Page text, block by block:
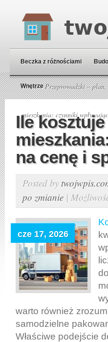
Beczka z różnościami
Wnętrze
Home»Przeprowadzki –
mieszkania: czynniki
Ile
na cenę i
Posted by
po zmianie |
cze 17, 2026
warto również
samodzielne
Właściwe podejście